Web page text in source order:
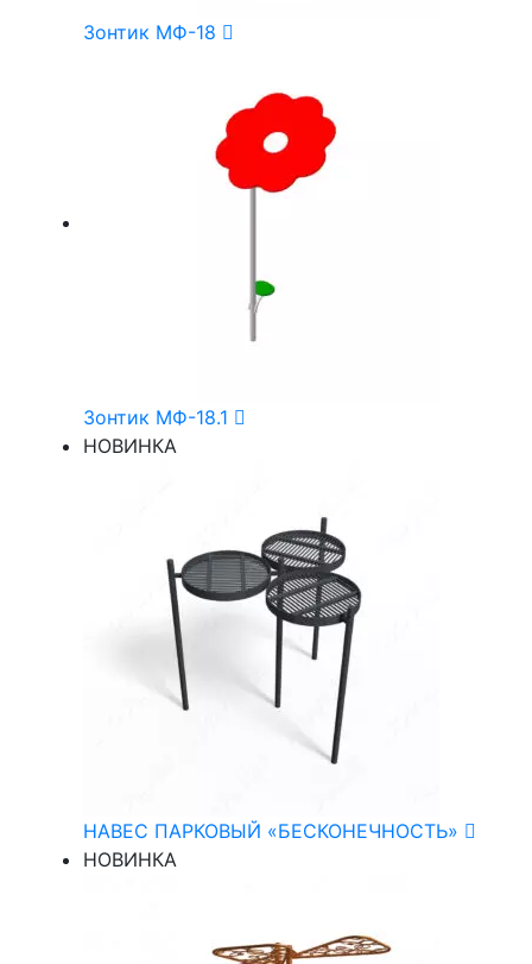
Зонтик МФ-18
Зонтик МФ-18.1
НОВИНКА
НАВЕС ПАРКОВЫЙ «БЕСКОНЕЧНОСТЬ»
НОВИНКА